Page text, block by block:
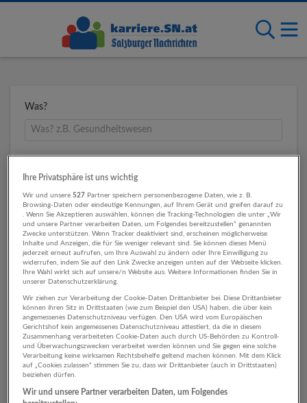
Was?
Umkreis
1 IT, EDV Verlagswesen
Unternehmen
Ihre Privatsphäre ist uns wichtig
Wir und unsere527 Partner speichern personenbezogene Daten, wie z. B.
Browsing-Daten oder eindeutige Kennungen, auf Ihrem Gerät und greifen darauf zu
. Wenn Sie Akzeptieren auswählen, können die Tracking-Technologien die unter „Wir
und unsere Partner verarbeiten Daten, um Folgendes bereitzustellen“ genannten
Zwecke unterstützen. Wenn Tracker deaktiviert sind, erscheinen möglicherweise
Inhalte und Anzeigen, die für Sie weniger relevant sind. Sie können dieses Menü
jederzeit erneut aufrufen, um Ihre Auswahl zu ändern oder Ihre Einwilligung zu
widerrufen, indem Sie auf den Link Zwecke anzeigen unten auf der Webseite klicken.
Ihre Wahl wirkt sich auf unsere/n Website aus. Weitere Informationen finden Sie in
unserer Datenschutzerklärung.
Wir ziehen zur Verarbeitung der Cookie-Daten Drittanbieter bei. Diese Drittanbieter
können ihren Sitz in Drittstaaten (wie zum Beispiel den USA) haben, die über kein
angemessenes Datenschutzniveau verfügen. Den USA wird vom Europäischen
Gerichtshof kein angemessenes Datenschutzniveau attestiert, da die in diesem
Zusammenhang verarbeiteten Cookie-Daten auch durch US-Behörden zu Kontroll-
und Überwachungszwecken verarbeitet werden können und Sie gegen eine solche
Verarbeitung keine wirksamen Rechtsbehelfe geltend machen können. Mit dem Klick
auf „Cookies zulassen“ stimmen Sie zu, dass wir Drittanbieter (auch in Drittstaaten)
beiziehen dürfen.
Wir und unsere Partner verarbeiten Daten, um Folgendes